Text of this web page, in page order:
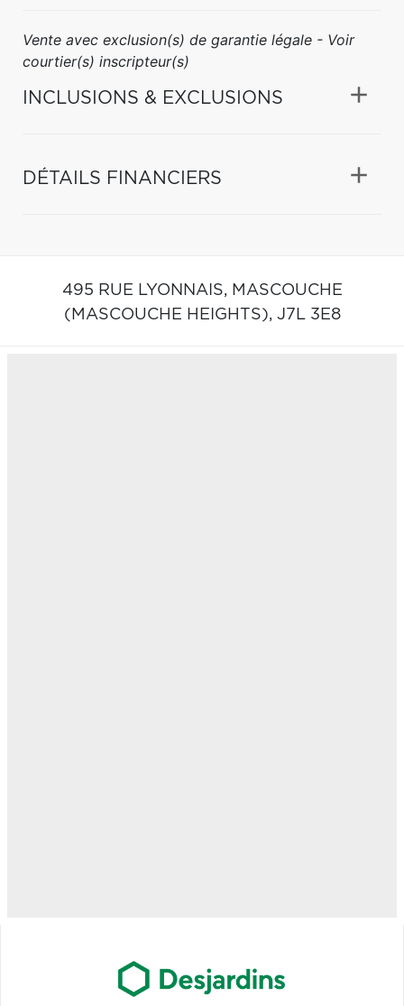
Vente avec exclusion(s) de garantie légale - Voir
courtier(s) inscripteur(s)
INCLUSIONS & EXCLUSIONS
DÉTAILS FINANCIERS
495 RUE LYONNAIS, MASCOUCHE
(MASCOUCHE HEIGHTS), J7L 3E8